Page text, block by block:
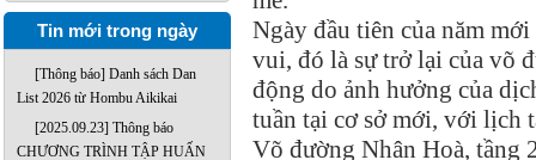
Tin mới trong ngày
[Thông báo] Danh sách Dan
List 2026 từ Hombu Aikikai
[2025.09.23] Thông báo
CHƯƠNG TRÌNH TẬP HUẤN
Ngày đầu tiên của năm
vui, đó là sự trở lại của võ
động do ảnh hưởng của
tuần tại cơ sở mới, với lịch
Võ đường Nhân Hoà, tầng